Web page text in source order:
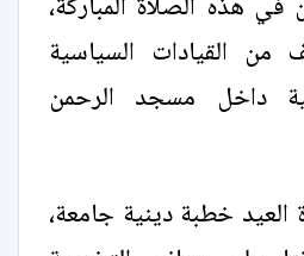
في هذه الصلاة المباركة،
القيادات السياسية
داخل مسجد الرحمن
خطبة دينية جامعة،